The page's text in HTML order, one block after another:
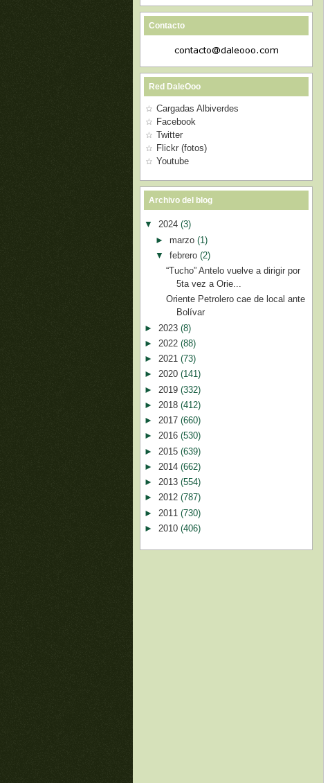
Contacto
Red DaleOoo
Cargadas Albiverdes
Facebook
Twitter
Flickr (fotos)
Youtube
Archivo del blog
▼ 2024 (3)
► marzo (1)
▼ febrero (2)
“Tucho” Antelo vuelve a dirigir por
5ta vez a Orie...
Oriente Petrolero cae de local ante
Bolívar
► 2023 (8)
► 2022 (88)
► 2021 (73)
► 2020 (141)
► 2019 (332)
► 2018 (412)
► 2017 (660)
► 2016 (530)
► 2015 (639)
► 2014 (662)
► 2013 (554)
► 2012 (787)
► 2011 (730)
► 2010 (406)